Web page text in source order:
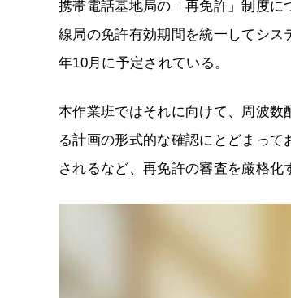
携帯電話基地局の「再免許」制度
線局の免許有効期間を統一してシ
年10月に予定されている。
本作業班ではそれに向けて、周波
る計画の形式的な確認にとどまっ
されるなど、再免許の審査を厳格化